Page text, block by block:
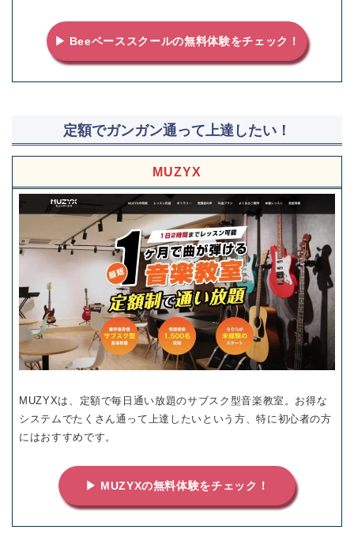
▶ Beeベーススクールの無料体験をチェック！
定額でガンガン通って上達したい！
MUZYX
MUZYXは、定額で毎日通い放題のサブスク型音楽教室。お得な
システムでたくさん通って上達したいという方、特に初心者の方
にはおすすめです。
▶ MUZYXの無料体験をチェック！